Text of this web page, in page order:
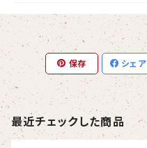
保存 シェア
最近チェックした商品